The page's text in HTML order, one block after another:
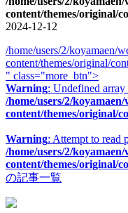
content/themes/original/
2024-12-12
/home/users/2/koyamaen/
content/themes/original/
" class="more_btn">
Warning: Undefined
/home/users/2/
content/themes/original/
Warning: Attempt to read
/home/users/2/
content/themes/original/
の記事一覧